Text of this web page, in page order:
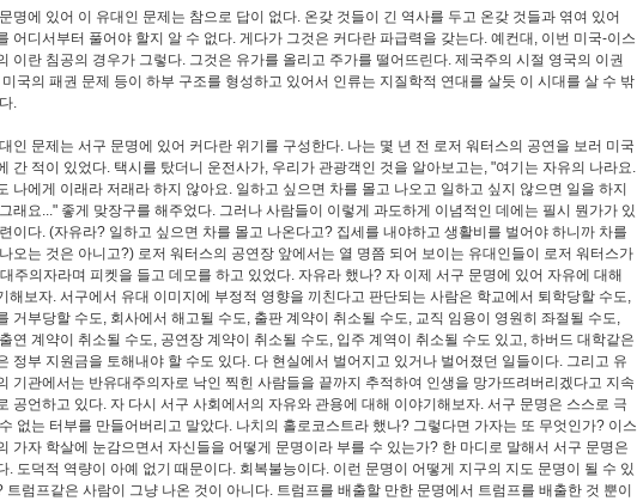
명에 있어 이 유대인 문제는 참으로 답이 없다. 온갖 것들이 긴 역사를 두고 온갖 것들과 엮여 있어
어디서부터 풀어야 할지 알 수 없다. 게다가 그것은 커다란 파급력을 갖는다. 예컨대, 이번 미국-이스
이란 침공의 경우가 그렇다. 그것은 유가를 올리고 주가를 떨어뜨린다. 제국주의 시절 영국의 이권
미국의 패권 문제 등이 하부 구조를 형성하고 있어서 인류는 지질학적 연대를 살듯 이 시대를 살 수 밖
.
인 문제는 서구 문명에 있어 커다란 위기를 구성한다. 나는 몇 년 전 로저 워터스의 공연을 보러 미국
간 적이 있었다. 택시를 탔더니 운전사가, 우리가 관광객인 것을 알아보고는, "여기는 자유의 나라요.
나에게 이래라 저래라 하지 않아요. 일하고 싶으면 차를 몰고 나오고 일하고 싶지 않으면 일을 하지
래요..." 좋게 맞장구를 해주었다. 그러나 사람들이 이렇게 과도하게 이념적인 데에는 필시 뭔가가 있
이다. (자유라? 일하고 싶으면 차를 몰고 나온다고? 집세를 내야하고 생활비를 벌어야 하니까 차를
오는 것은 아니고?) 로저 워터스의 공연장 앞에서는 열 명쯤 되어 보이는 유대인들이 로저 워터스가
주의자라며 피켓을 들고 데모를 하고 있었다. 자유라 했나? 자 이제 서구 문명에 있어 자유에 대해
해보자. 서구에서 유대 이미지에 부정적 영향을 끼친다고 판단되는 사람은 학교에서 퇴학당할 수도,
거부당할 수도, 회사에서 해고될 수도, 출판 계약이 취소될 수도, 교직 임용이 영원히 좌절될 수도,
연 계약이 취소될 수도, 공연장 계약이 취소될 수도, 입주 계역이 취소될 수도 있고, 하버드 대학같은
정부 지원금을 토해내야 할 수도 있다. 다 현실에서 벌어지고 있거나 벌어졌던 일들이다. 그리고 유
기관에서는 반유대주의자로 낙인 찍힌 사람들을 끝까지 추적하여 인생을 망가뜨려버리겠다고 지속
공언하고 있다. 자 다시 서구 사회에서의 자유와 관용에 대해 이야기해보자. 서구 문명은 스스로 극
없는 터부를 만들어버리고 말았다. 나치의 홀로코스트라 했나? 그렇다면 가자는 또 무엇인가? 이스
가자 학살에 눈감으면서 자신들을 어떻게 문명이라 부를 수 있는가? 한 마디로 말해서 서구 문명은
. 도덕적 역량이 아예 없기 때문이다. 회복불능이다. 이런 문명이 어떻게 지구의 지도 문명이 될 수 있
트럼프같은 사람이 그냥 나온 것이 아니다. 트럼프를 배출할 만한 문명에서 트럼프를 배출한 것 뿐이